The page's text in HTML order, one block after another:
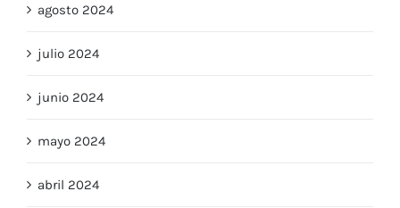
agosto 2024
julio 2024
junio 2024
mayo 2024
abril 2024